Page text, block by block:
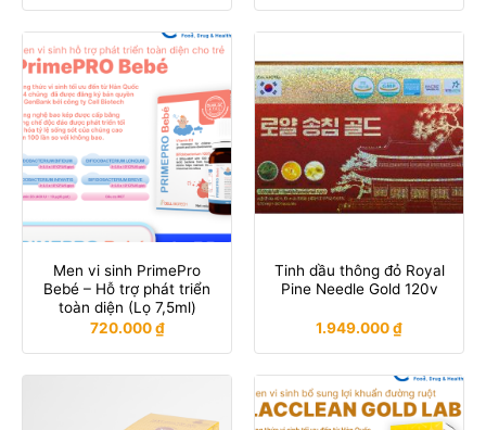
Men vi sinh PrimePro
Bebé – Hỗ trợ phát triển
toàn diện (Lọ 7,5ml)
720.000₫
Tinh dầu thông đỏ Royal
Pine Needle Gold 120v
1.949.000₫